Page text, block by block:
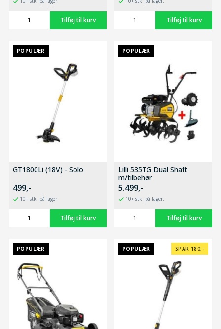
POPULÆR
GT1800Li (18V) - Solo
499,-
10+ stk. på lager.
POPULÆR
Lilli 535TG Dual Shaft
m/tilbehør
5.499,-
10+ stk. på lager.
POPULÆR POPULÆR SPAR 180,-